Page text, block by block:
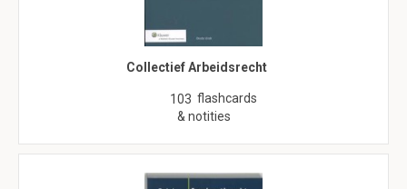
Collectief Arbeidsrecht
103 flashcards
& notities